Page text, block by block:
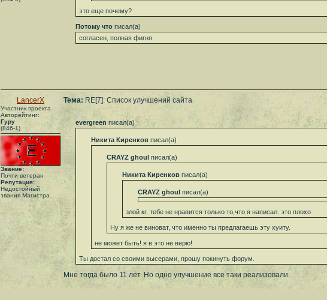
это еще почему?
Потому что писал(а)
согласен, полная фигня
LancerX
Участник проекта
Авторейтинг:
Гуру
(846-1)
Звание:
Почти ветеран
Репутация:
Недостойный
звания Магистра
Тема: RE[7]: Список улучшений сайта
evergreen писал(а)
Никита Киренков писал(а)
CRAYZ ghoul писал(а)
Никита Киренков писал(а)
CRAYZ ghoul писал(а)
злой кг. тебе не нравится только то,что я написал. это плохо
Ну я же не виноват, что именно ты предлагаешь эту хуиту.
не может быть! я в это не верю!
Ты достал со своими высерами, прошу покинуть форум.
Мне тогда было 11 лет. Но одно улучшение все таки реализовали.